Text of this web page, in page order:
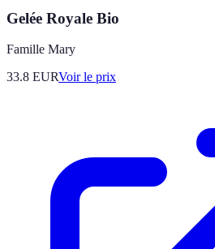
Gelée Royale Bio
Famille Mary
33.8 EURVoir le prix